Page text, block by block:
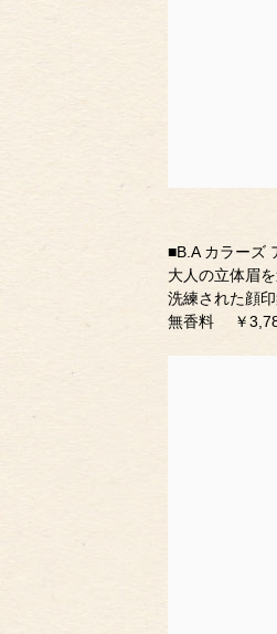
■B.A カラーズ
大人の立体眉
洗練された顔
無香料 ￥